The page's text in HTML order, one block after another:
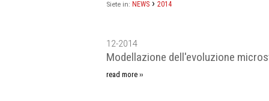
Siete in: NEWS › 2014
12-2014
Modellazione dell'evoluzione
read more ››